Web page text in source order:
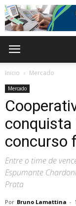
Inicio Mercado
Mercado
conquista
concurso
Entre o time de
Espumante
Prata
Por Bruno Lamattina -